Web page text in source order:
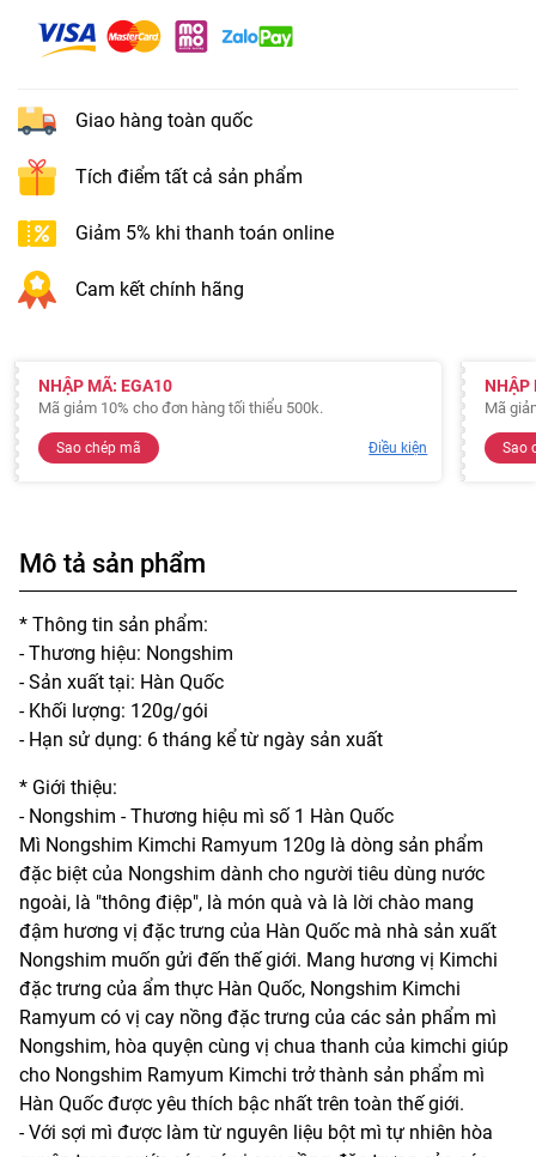
Giao hàng toàn quốc
Tích điểm tất cả sản phẩm
Giảm 5% khi thanh toán online
Cam kết chính hãng
NHẬP MÃ: EGA10
Mã giảm 10% cho đơn hàng tối thiểu 500k.
Sao chép mã Điều kiện
NHẬP
Mã
Sao
Mô tả sản phẩm
* Thông tin sản phẩm:
- Thương hiệu: Nongshim
- Sản xuất tại: Hàn Quốc
- Khối lượng: 120g/gói
- Hạn sử dụng: 6 tháng kể từ ngày sản xuất
* Giới thiệu:
- Nongshim - Thương hiệu mì số 1 Hàn Quốc
Mì Nongshim Kimchi Ramyum 120g là dòng sản phẩm
đặc biệt của Nongshim dành cho người tiêu dùng nước
ngoài, là "thông điệp", là món quà và là lời chào mang
đậm hương vị đặc trưng của Hàn Quốc mà nhà sản xuất
Nongshim muốn gửi đến thế giới. Mang hương vị Kimchi
đặc trưng của ẩm thực Hàn Quốc, Nongshim Kimchi
Ramyum có vị cay nồng đặc trưng của các sản phẩm mì
Nongshim, hòa quyện cùng vị chua thanh của kimchi giúp
cho Nongshim Ramyum Kimchi trở thành sản phẩm mì
Hàn Quốc được yêu thích bậc nhất trên toàn thế giới.
- Với sợi mì được làm từ nguyên liệu bột mì tự nhiên hòa